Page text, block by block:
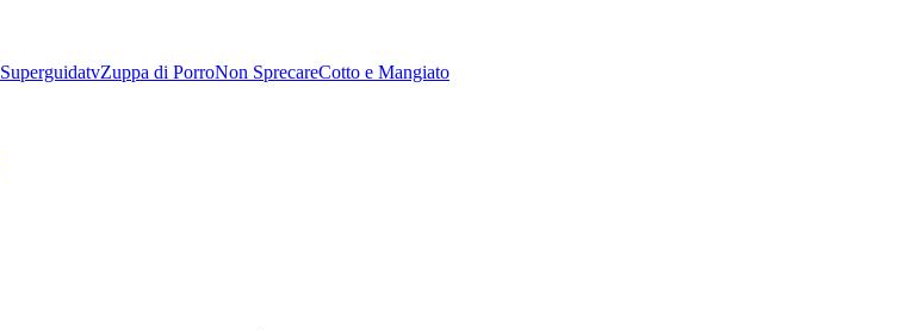
SuperguidatvZuppa di PorroNon SprecareCotto e Mangiato